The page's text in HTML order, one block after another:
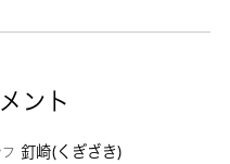
ント
釘崎(くぎざき)